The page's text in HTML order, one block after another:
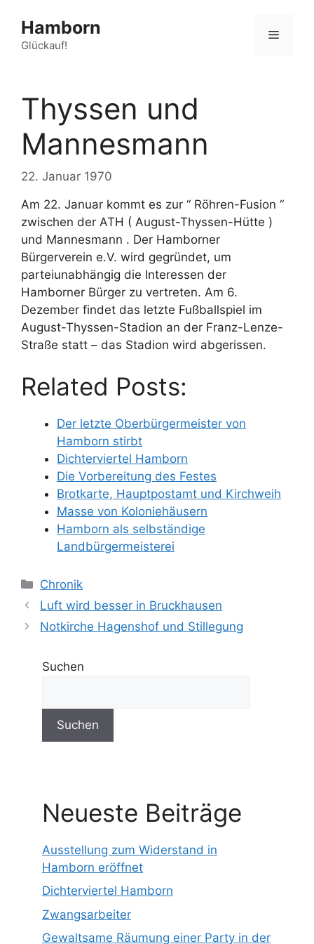
Inhalt
springen
Hamborn
Glückauf!
Menü
Thyssen und
Mannesmann
22. Januar 1970
Am 22. Januar kommt es zur “ Röhren-Fusion “
zwischen der ATH ( August-Thyssen-Hütte )
und Mannesmann . Der Hamborner
Bürgerverein e.V. wird gegründet, um
parteiunabhängig die Interessen der
Hamborner Bürger zu vertreten. Am 6.
Dezember findet das letzte Fußballspiel im
August-Thyssen-Stadion an der Franz-Lenze-
Straße statt – das Stadion wird abgerissen.
Related Posts:
Der letzte Oberbürgermeister von
Hamborn stirbt
Dichterviertel Hamborn
Die Vorbereitung des Festes
Brotkarte, Hauptpostamt und Kirchweih
Masse von Koloniehäusern
Hamborn als selbständige
Landbürgermeisterei
Kategorien
Chronik
Luft wird besser in Bruckhausen
Notkirche Hagenshof und Stillegung
Suchen
Suchen
Neueste Beiträge
Ausstellung zum Widerstand in
Hamborn eröffnet
Dichterviertel Hamborn
Zwangsarbeiter
Gewaltsame Räumung einer Party in der